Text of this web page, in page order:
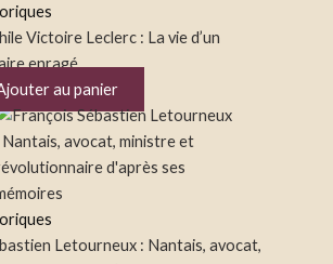
Victoire Leclerc : La vie d’un
enragé
au panier
Letourneux : Nantais, avocat,